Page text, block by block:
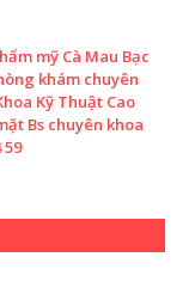
mỹ Cà Mau Bạc
khám chuyên
Kỹ Thuật Cao
Bs chuyên khoa
59